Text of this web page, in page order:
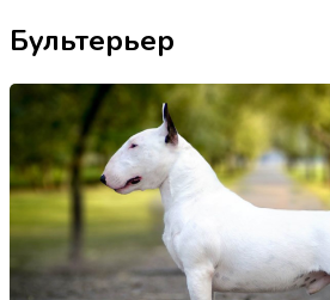
Бультерьер